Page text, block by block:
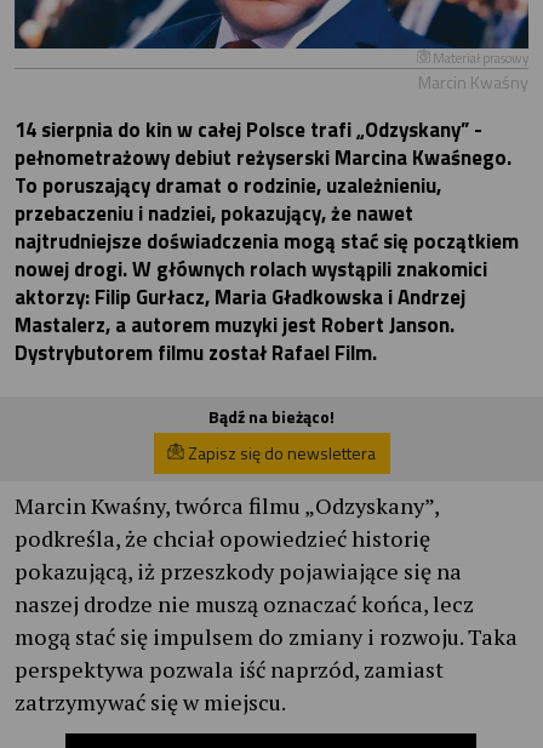
Materiał prasowy
Marcin Kwaśny
14 sierpnia do kin w całej Polsce trafi „Odzyskany” -
pełnometrażowy debiut reżyserski Marcina Kwaśnego.
To poruszający dramat o rodzinie, uzależnieniu,
przebaczeniu i nadziei, pokazujący, że nawet
najtrudniejsze doświadczenia mogą stać się początkiem
nowej drogi. W głównych rolach wystąpili znakomici
aktorzy: Filip Gurłacz, Maria Gładkowska i Andrzej
Mastalerz, a autorem muzyki jest Robert Janson.
Dystrybutorem filmu został Rafael Film.
Bądź na bieżąco!
Zapisz się do newslettera
Marcin Kwaśny, twórca filmu „Odzyskany”,
podkreśla, że chciał opowiedzieć historię
pokazującą, iż przeszkody pojawiające się na
naszej drodze nie muszą oznaczać końca, lecz
mogą stać się impulsem do zmiany i rozwoju. Taka
perspektywa pozwala iść naprzód, zamiast
zatrzymywać się w miejscu.